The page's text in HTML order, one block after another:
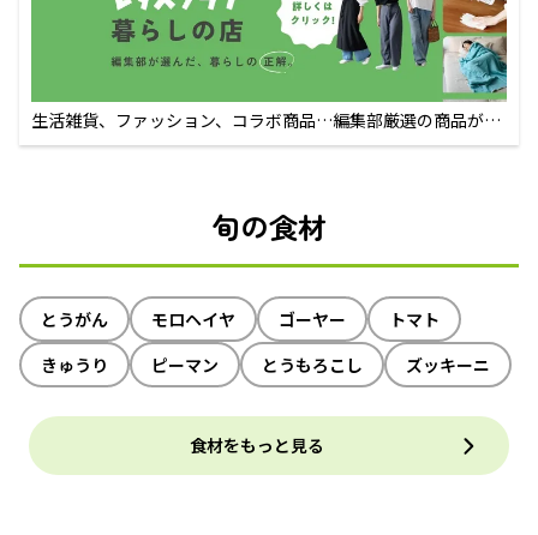
生活雑貨、ファッション、コラボ商品…編集部厳選の商品が買
えるECサイト
旬の食材
とうがん モロヘイヤ ゴーヤー
トマト
きゅうり
ピーマン とうもろこし ズッキーニ
食材をもっと見る